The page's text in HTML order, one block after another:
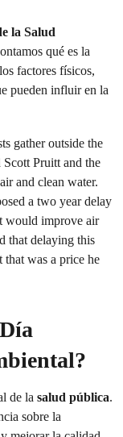
la Salud
qué es la
factores físicos,
pueden influir en la
de la salud pública.
sobre la